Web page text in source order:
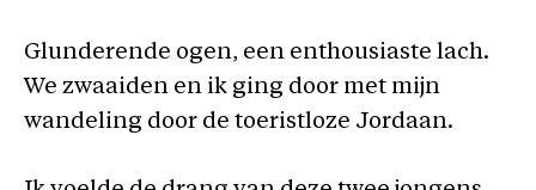
Glunderende ogen, een enthousiaste lach.
We zwaaiden en ik ging door met mijn
wandeling door de toeristloze Jordaan.